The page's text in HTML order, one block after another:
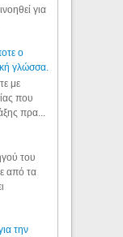
για
ο
γλώσσα.
με
που
πρα...
του
από τα
την